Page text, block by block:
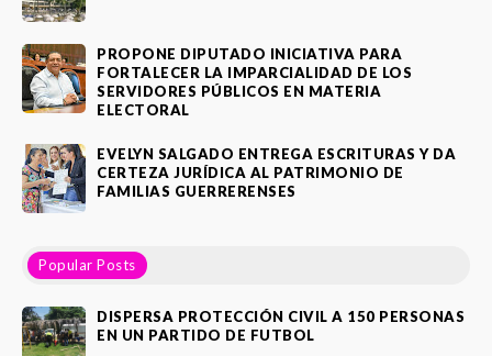
PROPONE DIPUTADO INICIATIVA PARA
FORTALECER LA IMPARCIALIDAD DE LOS
SERVIDORES PÚBLICOS EN MATERIA
ELECTORAL
EVELYN SALGADO ENTREGA ESCRITURAS Y DA
CERTEZA JURÍDICA AL PATRIMONIO DE
FAMILIAS GUERRERENSES
Popular Posts
DISPERSA PROTECCIÓN CIVIL A 150 PERSONAS
EN UN PARTIDO DE FUTBOL